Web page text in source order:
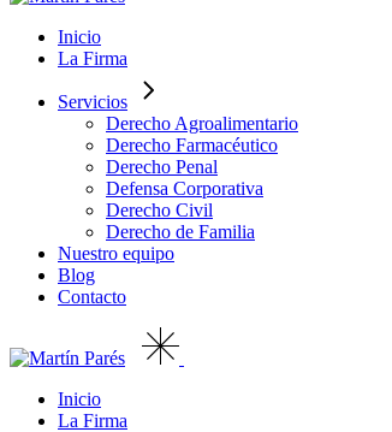
Inicio
La Firma
Servicios
Derecho Agroalimentario
Derecho Farmacéutico
Derecho Penal
Defensa Corporativa
Derecho Civil
Derecho de Familia
Nuestro equipo
Blog
Contacto
Inicio
La Firma